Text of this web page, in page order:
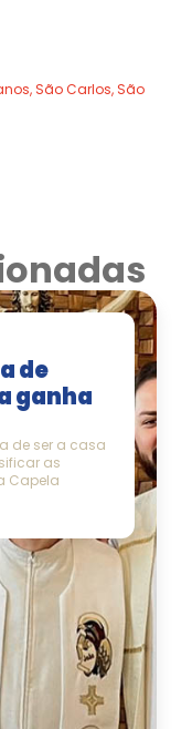
, São Carlos, São
de
ganha
de ser a casa
as
Capela